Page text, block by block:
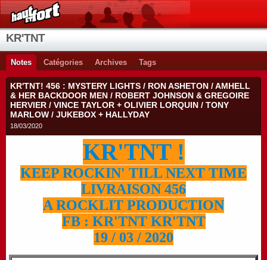
KR'TNT
Notes Catégories Archives Tags
KR'TNT! 456 : MYSTERY LIGHTS / RON ASHETON / AMHELL
& HER BACKDOOR MEN / ROBERT JOHNSON & GREGOIRE
HERVIER / VINCE TAYLOR + OLIVIER LORQUIN / TONY
MARLOW / JUKEBOX + HALLYDAY
18/03/2020
KR'TNT !
KEEP ROCKIN' TILL NEXT TIME
LIVRAISON 456
A ROCKLIT PRODUCTION
FB : KR'TNT KR'TNT
19 / 03 / 2020